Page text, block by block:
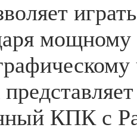
мощному
КПК с